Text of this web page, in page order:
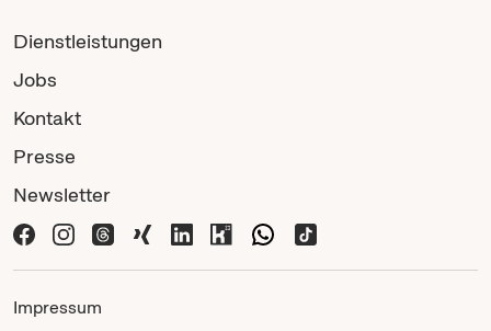
Dienstleistungen
Jobs
Kontakt
Presse
Newsletter
Impressum